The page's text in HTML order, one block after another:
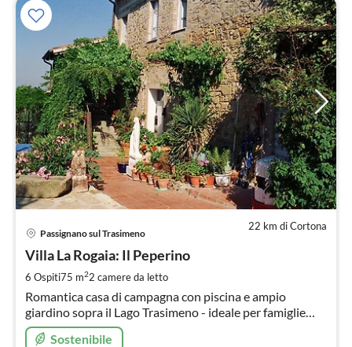
22 km di Cortona
Passignano sul Trasimeno
Villa La Rogaia: Il Peperino
6 Ospiti75 m22 camere da letto
Romantica casa di campagna con piscina e ampio
giardino sopra il Lago Trasimeno - ideale per famiglie
con bambini!
Sostenibile